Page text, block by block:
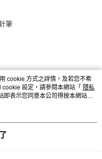
筆
cookie 方式之詳情，及若您不希
設定，請參閱本網站「 隱私
即表示您同意本公司得按本網站使